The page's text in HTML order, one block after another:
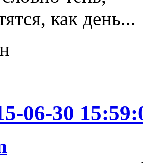
как день...
06-30